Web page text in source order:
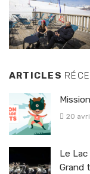
ARTICLES
20
Le
Grand